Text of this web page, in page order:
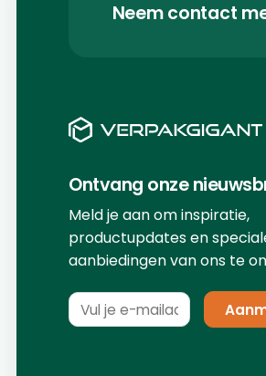
Neem contact
Ontvang onze
Meld je aan om inspiratie,
productupdates en
aanbiedingen van ons te